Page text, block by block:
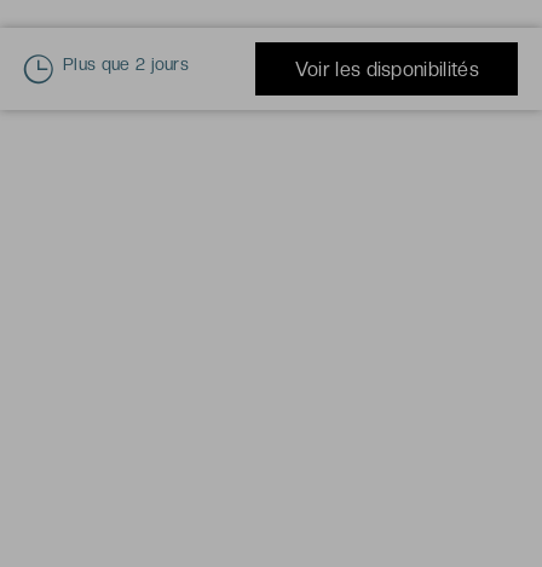
Plus que 2 jours Voir les disponibilités